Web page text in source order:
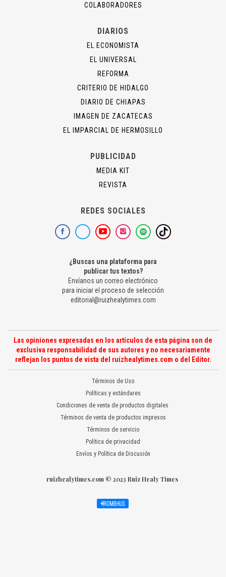
COLABORADORES
DIARIOS
EL ECONOMISTA
EL UNIVERSAL
REFORMA
CRITERIO DE HIDALGO
DIARIO DE CHIAPAS
IMAGEN DE ZACATECAS
EL IMPARCIAL DE HERMOSILLO
PUBLICIDAD
MEDIA KIT
REVISTA
REDES SOCIALES
¿Buscas una plataforma para
publicar tus textos?
Envíanos un correo electrónico
para iniciar el proceso de selección
editorial@ruizhealytimes.com
Las opiniones expresadas en los artículos de esta página son de
exclusiva responsabilidad de sus autores y no necesariamente
reflejan los puntos de vista del ruizhealytimes.com o del Editor.
Términos de Uso
Políticas y estándares
Condiciones de venta de productos digitales
Términos de venta de productos impresos
Términos de servicio
Política de privacidad
Envíos y Política de Discusión
ruizhealytimes.com © 2023 Ruiz Healy Times